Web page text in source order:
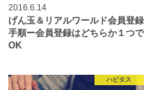
2016.6.14
げん玉＆リアルワールド会員登録
手順ー会員登録はどちらか１つで
OK
ハピタス